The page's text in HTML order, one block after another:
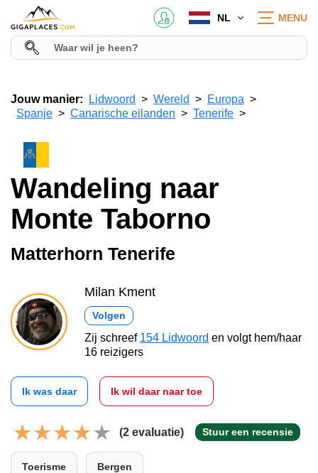
NL MENU
Jouw manier: Lidwoord Wereld
Europa
Spanje
Canarische eilanden Tenerife
Wandeling naar
Monte Taborno
Matterhorn Tenerife
Milan Kment
Volgen
Zij schreef 154 Lidwoord en volgt hem/haar
16 reizigers
Ik was daar Ik wil daar naar toe
(2 evaluatie) Stuur een recensie
Toerisme Bergen